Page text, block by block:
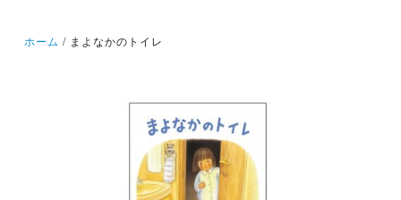
ホーム まよなかのトイレ